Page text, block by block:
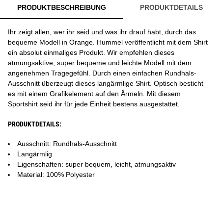
PRODUKTBESCHREIBUNG PRODUKTDETAILS
Ihr zeigt allen, wer ihr seid und was ihr drauf habt, durch das
bequeme Modell in Orange. Hummel veröffentlicht mit dem Shirt
ein absolut einmaliges Produkt. Wir empfehlen dieses
atmungsaktive, super bequeme und leichte Modell mit dem
angenehmen Tragegefühl. Durch einen einfachen Rundhals-
Ausschnitt überzeugt dieses langärmlige Shirt. Optisch besticht
es mit einem Grafikelement auf den Ärmeln. Mit diesem
Sportshirt seid ihr für jede Einheit bestens ausgestattet.
PRODUKTDETAILS:
Ausschnitt: Rundhals-Ausschnitt
Langärmlig
Eigenschaften: super bequem, leicht, atmungsaktiv
Material: 100% Polyester